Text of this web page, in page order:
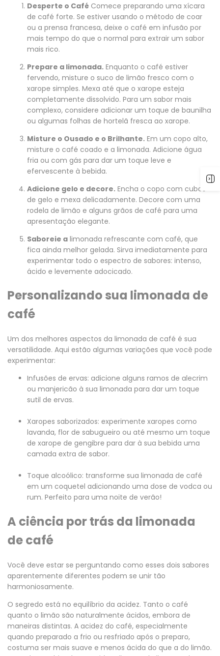
Desperte o Café Comece preparando uma xícara
de café forte. Se estiver usando o método de coar
ou a prensa francesa, deixe o café em infusão por
mais tempo do que o normal para extrair um sabor
mais rico.
Prepare a limonada. Enquanto o café estiver
fervendo, misture o suco de limão fresco com o
xarope simples. Mexa até que o xarope esteja
completamente dissolvido. Para um sabor mais
complexo, considere adicionar um toque de baunilha
ou algumas folhas de hortelã fresca ao xarope.
Misture o Ousado e o Brilhante. Em um copo alto,
misture o café coado e a limonada. Adicione água
fria ou com gás para dar um toque leve e
efervescente à bebida.
Adicione gelo e decore. Encha o copo com cubos
de gelo e mexa delicadamente. Decore com uma
rodela de limão e alguns grãos de café para uma
apresentação elegante.
Saboreie a limonada refrescante com café, que
fica ainda melhor gelada. Sirva imediatamente para
experimentar todo o espectro de sabores: intenso,
ácido e levemente adocicado.
Personalizando sua limonada de
café
Um dos melhores aspectos da limonada de café é sua
versatilidade. Aqui estão algumas variações que você pode
experimentar:
Infusões de ervas: adicione alguns ramos de alecrim
ou manjericão à sua limonada para dar um toque
sutil de ervas.
Xaropes saborizados: experimente xaropes como
lavanda, flor de sabugueiro ou até mesmo um toque
de xarope de gengibre para dar à sua bebida uma
camada extra de sabor.
Toque alcoólico: transforme sua limonada de café
em um coquetel adicionando uma dose de vodca ou
rum. Perfeito para uma noite de verão!
A ciência por trás da limonada
de café
Você deve estar se perguntando como esses dois sabores
aparentemente diferentes podem se unir tão
harmoniosamente.
O segredo está no equilíbrio da acidez. Tanto o café
quanto o limão são naturalmente ácidos, embora de
maneiras distintas. A acidez do café, especialmente
quando preparado a frio ou resfriado após o preparo,
costuma ser mais suave e menos ácida do que a do limão.